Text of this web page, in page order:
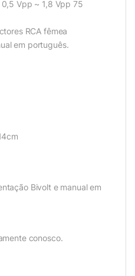
Vpp ~ 1,8 Vpp 75
RCA fêmea
em português.
Bivolt e manual em
conosco.